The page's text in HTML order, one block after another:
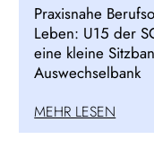
Praxisnahe
Leben: U15 der
eine kleine
Auswechselbank
MEHR LESEN